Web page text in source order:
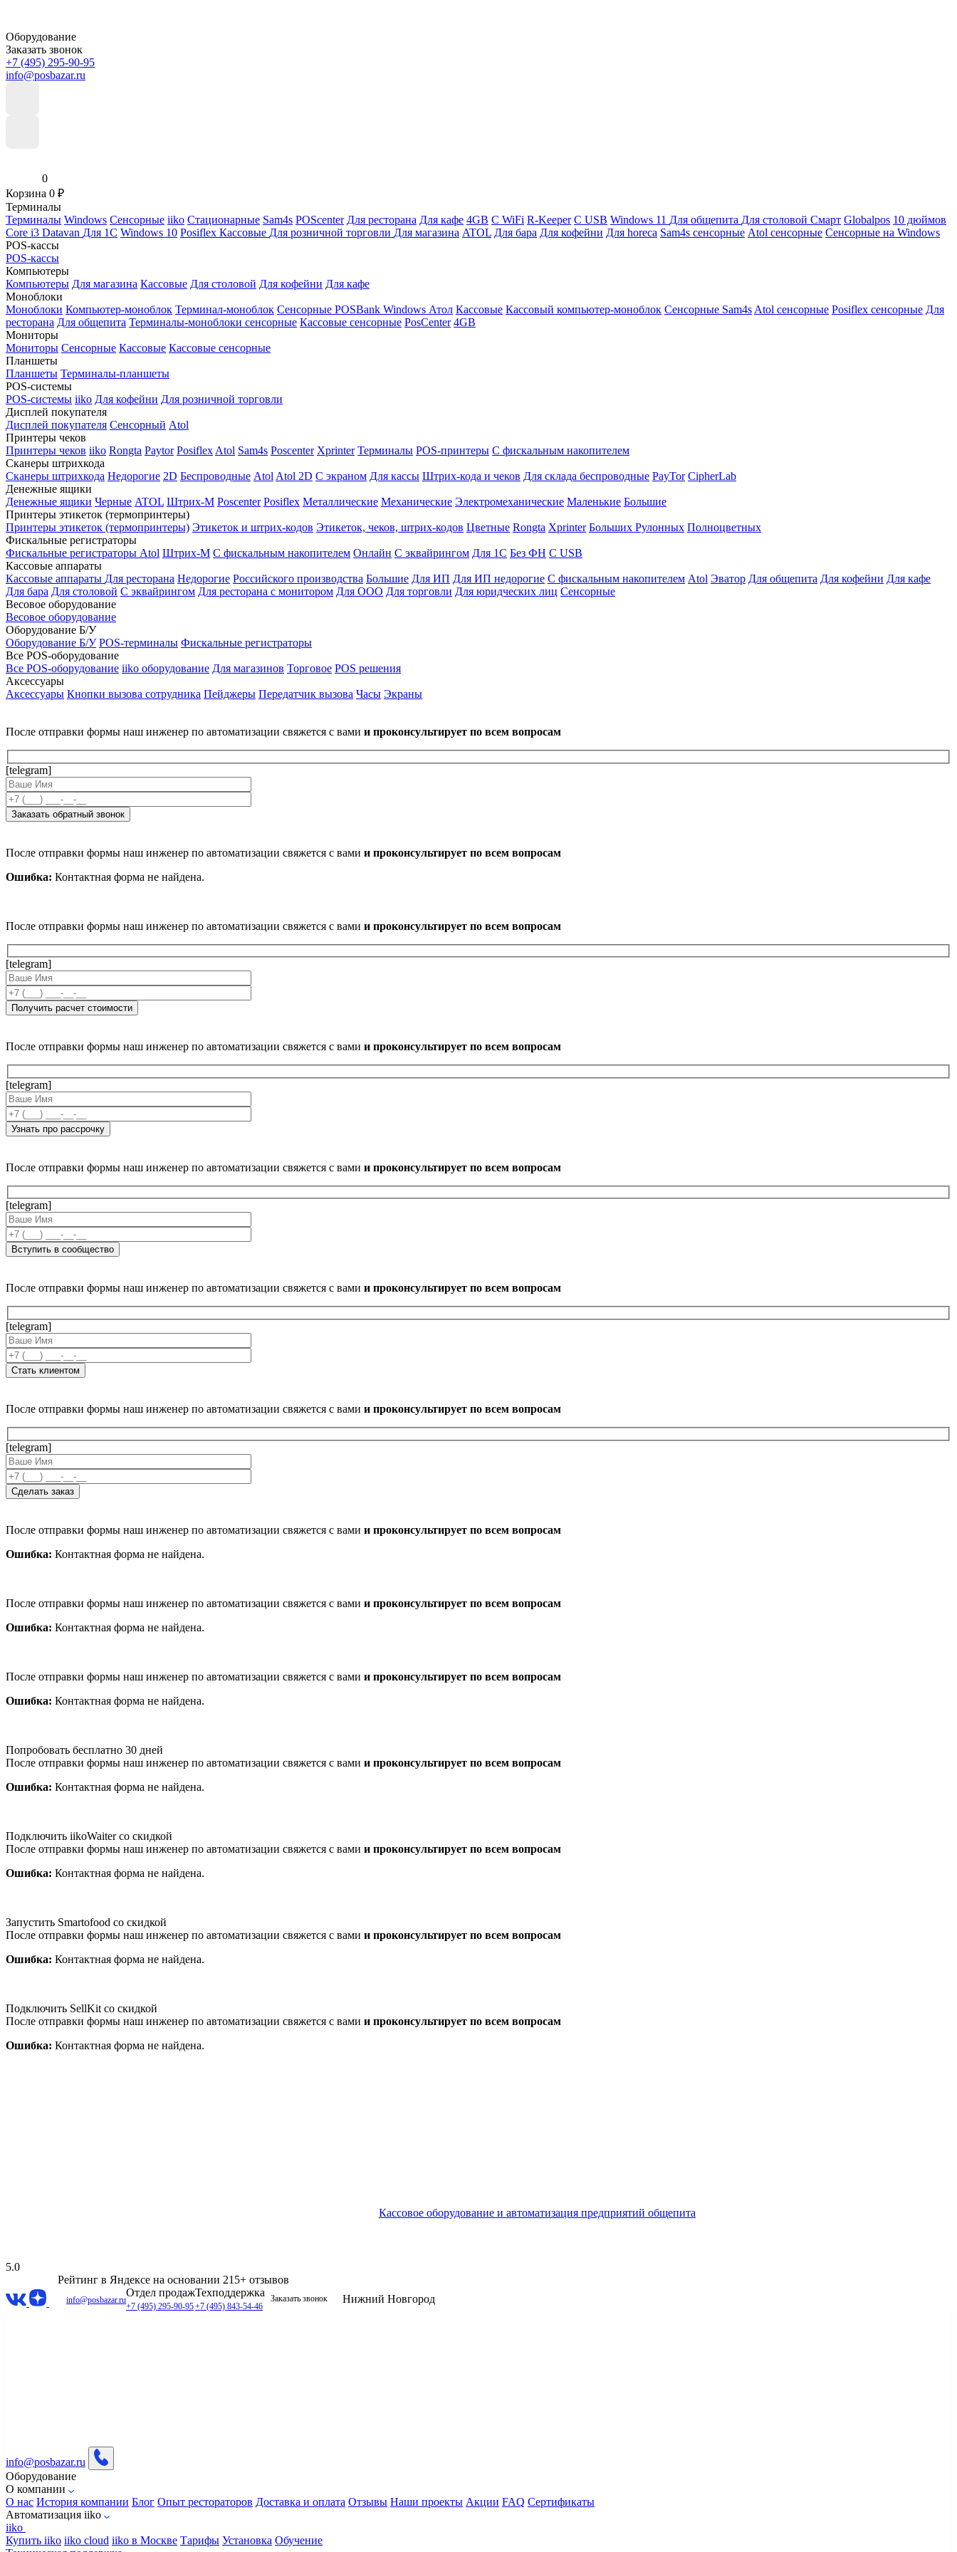
Оборудование
Заказать звонок
+7 (495) 295-90-95
info@posbazar.ru
0
Корзина 0 ₽
Терминалы
Терминалы Windows Сенсорные iiko Стационарные Sam4s POScenter Для ресторана Для кафе 4GB С WiFi R-Keeper С USB Windows 11 Для общепита Для столовой Смарт Globalpos 10 дюймов
Core i3 Datavan Для 1С Windows 10 Posiflex Кассовые Для розничной торговли Для магазина ATOL Для бара Для кофейни Для horeca Sam4s сенсорные Atol сенсорные Сенсорные на Windows
POS-кассы
POS-кассы
Компьютеры
Компьютеры Для магазина Кассовые Для столовой Для кофейни Для кафе
Моноблоки
Моноблоки Компьютер-моноблок Терминал-моноблок Сенсорные POSBank Windows Атол Кассовые Кассовый компьютер-моноблок Сенсорные Sam4s Atol сенсорные Posiflex сенсорные Для
ресторана Для общепита Терминалы-моноблоки сенсорные Кассовые сенсорные PosCenter 4GB
Мониторы
Мониторы Сенсорные Кассовые Кассовые сенсорные
Планшеты
Планшеты Терминалы-планшеты
POS-системы
POS-системы iiko Для кофейни Для розничной торговли
Дисплей покупателя
Дисплей покупателя Сенсорный Atol
Принтеры чеков
Принтеры чеков iiko Rongta Paytor Posiflex Atol Sam4s Poscenter Xprinter Терминалы POS-принтеры С фискальным накопителем
Сканеры штрихкода
Сканеры штрихкода Недорогие 2D Беспроводные Atol Atol 2D С экраном Для кассы Штрих-кода и чеков Для склада беспроводные PayTor CipherLab
Денежные ящики
Денежные ящики Черные ATOL Штрих-М Poscenter Posiflex Металлические Механические Электромеханические Маленькие Большие
Принтеры этикеток (термопринтеры)
Принтеры этикеток (термопринтеры) Этикеток и штрих-кодов Этикеток, чеков, штрих-кодов Цветные Rongta Xprinter Больших Рулонных Полноцветных
Фискальные регистраторы
Фискальные регистраторы Atol Штрих-М С фискальным накопителем Онлайн С эквайрингом Для 1С Без ФН С USB
Кассовые аппараты
Кассовые аппараты Для ресторана Недорогие Российского производства Большие Для ИП Для ИП недорогие С фискальным накопителем Atol Эватор Для общепита Для кофейни Для кафе
Для бара Для столовой С эквайрингом Для ресторана с монитором Для ООО Для торговли Для юридческих лиц Сенсорные
Весовое оборудование
Весовое оборудование
Оборудование Б/У
Оборудование Б/У POS-терминалы Фискальные регистраторы
Все POS-оборудование
Все POS-оборудование iiko оборудование Для магазинов Торговое POS решения
Аксессуары
Аксессуары Кнопки вызова сотрудника Пейджеры Передатчик вызова Часы Экраны
После отправки формы наш инженер по автоматизации свяжется с вами и проконсультирует по всем вопросам
[telegram]
После отправки формы наш инженер по автоматизации свяжется с вами и проконсультирует по всем вопросам
Ошибка: Контактная форма не найдена.
После отправки формы наш инженер по автоматизации свяжется с вами и проконсультирует по всем вопросам
[telegram]
После отправки формы наш инженер по автоматизации свяжется с вами и проконсультирует по всем вопросам
[telegram]
После отправки формы наш инженер по автоматизации свяжется с вами и проконсультирует по всем вопросам
[telegram]
После отправки формы наш инженер по автоматизации свяжется с вами и проконсультирует по всем вопросам
[telegram]
После отправки формы наш инженер по автоматизации свяжется с вами и проконсультирует по всем вопросам
[telegram]
После отправки формы наш инженер по автоматизации свяжется с вами и проконсультирует по всем вопросам
Ошибка: Контактная форма не найдена.
После отправки формы наш инженер по автоматизации свяжется с вами и проконсультирует по всем вопросам
Ошибка: Контактная форма не найдена.
После отправки формы наш инженер по автоматизации свяжется с вами и проконсультирует по всем вопросам
Ошибка: Контактная форма не найдена.
Попробовать бесплатно 30 дней
После отправки формы наш инженер по автоматизации свяжется с вами и проконсультирует по всем вопросам
Ошибка: Контактная форма не найдена.
Подключить iikoWaiter со скидкой
После отправки формы наш инженер по автоматизации свяжется с вами и проконсультирует по всем вопросам
Ошибка: Контактная форма не найдена.
Запустить Smartofood со скидкой
После отправки формы наш инженер по автоматизации свяжется с вами и проконсультирует по всем вопросам
Ошибка: Контактная форма не найдена.
Подключить SellKit со скидкой
После отправки формы наш инженер по автоматизации свяжется с вами и проконсультирует по всем вопросам
Ошибка: Контактная форма не найдена.
Кассовое оборудование и автоматизация предприятий общепита
5.0
Рейтинг в Яндексе на основании 215+ отзывов
info@posbazar.ru
Отдел продаж
+7 (495) 295-90-95
Техподдержка
+7 (495) 843-54-46
Заказать звонок Нижний Новгород
info@posbazar.ru
Оборудование
О компании
О нас История компании Блог Опыт рестораторов Доставка и оплата Отзывы Наши проекты Акции FAQ Сертификаты
Автоматизация iiko
iiko
Купить iiko iiko cloud iiko в Москве Тарифы Установка Обучение